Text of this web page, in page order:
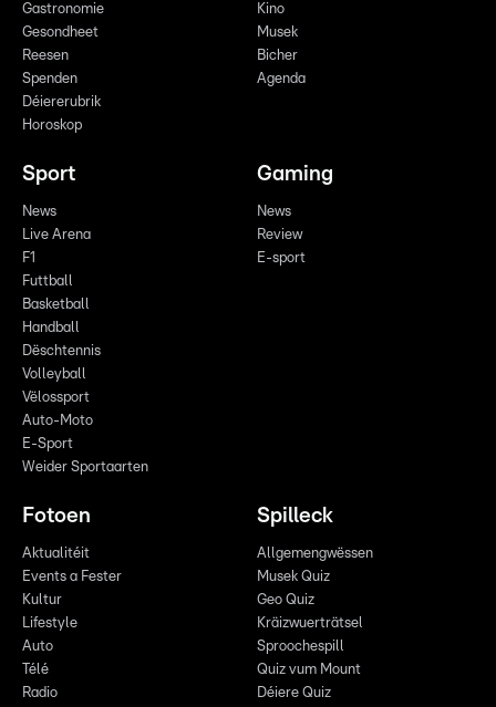
Gastronomie
Gesondheet
Reesen
Spenden
Déiererubrik
Horoskop
Kino
Musek
Bicher
Agenda
Sport
News
Live Arena
F1
Futtball
Basketball
Handball
Dëschtennis
Volleyball
Vëlossport
Auto-Moto
E-Sport
Weider Sportaarten
Gaming
News
Review
E-sport
Fotoen
Aktualitéit
Events a Fester
Kultur
Lifestyle
Auto
Télé
Radio
Spilleck
Allgemengwëssen
Musek Quiz
Geo Quiz
Kräizwuerträtsel
Sproochespill
Quiz vum Mount
Déiere Quiz